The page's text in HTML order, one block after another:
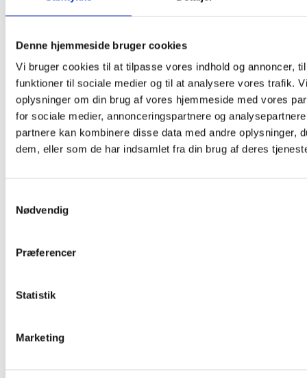
Denne hjemmeside bruger cookies
Vi bruger cookies til at tilpasse vores indhold og annoncer,
funktioner til sociale medier og til at analysere vores trafik.
oplysninger om din brug af vores hjemmeside med vores
for sociale medier, annonceringspartnere og
partnere kan kombinere disse data med andre oplysninger,
dem, eller som de har indsamlet fra din brug af deres
Nødvendig
Præferencer
Statistik
Marketing
Hestehovedet 5
4900 + Google Maps
«Fiske Tapas – Ud af Huset